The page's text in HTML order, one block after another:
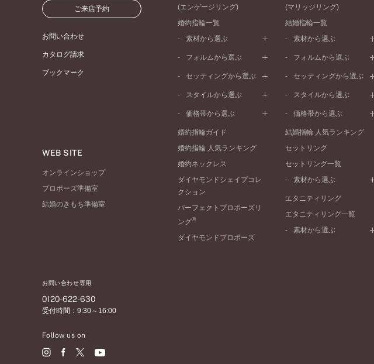
ご来店予約
お問い合わせ
カタログ請求
ブックマーク
WEB SITE
オンラインショップ
プロポーズ準備室
結婚のきもち準備室
お問い合わせ専用
0120-622-630
受付時間：9:30～16:00
Follow us on
(エンゲージリング)
婚約指輪一覧
素材から選ぶ
プラチナ
ピンクゴールド
ペールブラウンゴールド
フォルムから選ぶ
ストレートライン
V字ライン
セッティングから選ぶ
ソリテール
ダブルサイドメレ
ラインメレ
スタイルから選ぶ
シンプル
モード
エレガント
ゴージャス
価格帯から選ぶ
50万円台～
20万円台～
10万円台～
婚約指輪ガイド
婚約指輪 人気ランキング
婚約ネックレス
ダイヤモンドシェイプコレ
クション
パーフェクトプロポーズリ
ング®
ダイヤモンドプロポーズ
(マリッジリング)
結婚指輪一覧
素材から選ぶ
プラチナ
ピンクゴールド
ペールブラウンゴールド
フォルムから選ぶ
ストレートライン
V字ライン
セッティングから選ぶ
プレーン
セベラルメレ
ラインメレ
スタイルから選ぶ
シンプル
モード
エレガント
ゴージャス
価格帯から選ぶ
50万円～
20万円～30万円
10万円～20万円
結婚指輪 人気ランキング
セットリング
セットリング一覧
素材から選ぶ
プラチナ
ペールブラウンゴールド
エタニティリング
エタニティリング一覧
素材から選ぶ